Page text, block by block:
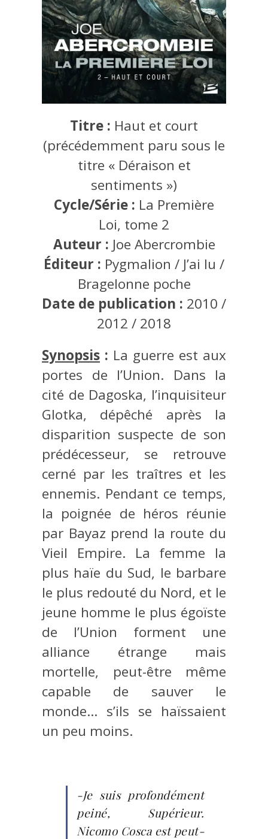
Titre : Haut et court
(précédemment paru sous le
titre « Déraison et
sentiments »)
Cycle/Série : La Première
Loi, tome 2
Auteur : Joe Abercrombie
Éditeur : Pygmalion / J’ai lu /
Bragelonne poche
Date de publication : 2010 /
2012 / 2018
Synopsis : La guerre est aux
portes de l’Union. Dans la
cité de Dagoska, l’inquisiteur
Glotka, dépêché après la
disparition suspecte de son
prédécesseur, se retrouve
cerné par les traîtres et les
ennemis. Pendant ce temps,
la poignée de héros réunie
par Bayaz prend la route du
Vieil Empire. La femme la
plus haïe du Sud, le barbare
le plus redouté du Nord, et le
jeune homme le plus égoïste
de l’Union forment une
alliance étrange mais
mortelle, peut-être même
capable de sauver le
monde… s’ils se haïssaient
un peu moins.
-Je suis profondément
peiné, Supérieur.
Nicomo Cosca est peut-